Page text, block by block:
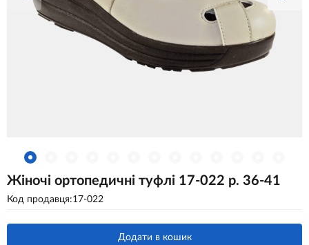
Жіночі ортопедичні туфлі 17-022 р. 36-41
Код продавця:17-022
Додати в кошик